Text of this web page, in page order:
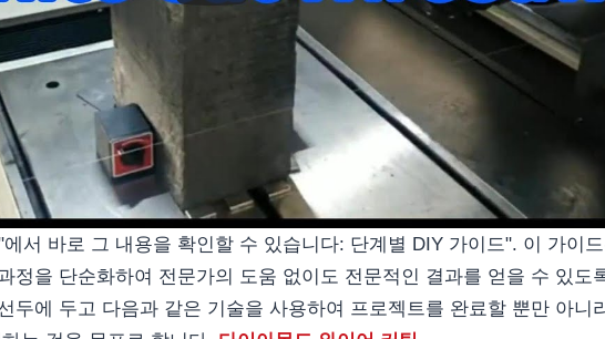
서 바로 그 내용을 확인할 수 있습니다: 단계별 DIY 가이드". 이 가이
정을 단순화하여 전문가의 도움 없이도 전문적인 결과를 얻을 수 있도
두에 두고 다음과 같은 기술을 사용하여 프로젝트를 완료할 뿐만 아니